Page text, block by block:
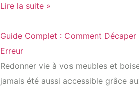
Lire la suite »
Guide Complet : Comment
Erreur
Redonner vie à vos meubles et
jamais été aussi accessible grâce